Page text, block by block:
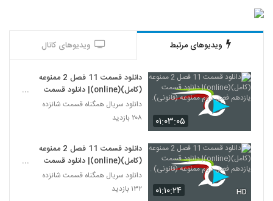
ویدیوهای مرتبط ویدیوهای کانال
۰۱:۰۳:۰۵
دانلود قسمت 11 فصل 2 ممنوعه
(کامل)(online)| دانلود قسمت
یازدهم فصل دوم ممنوعه (قانونی).
دانلود سریال همگناه قسمت شانزده
۲۰۸ بازدید
۰۱:۱۰:۲۴ HD
دانلود قسمت 11 فصل 2 ممنوعه
(کامل)(online)| دانلود قسمت
یازدهم فصل دوم ممنوعه (قانونی) .
دانلود سریال همگناه قسمت شانزده
۱۳۲ بازدید